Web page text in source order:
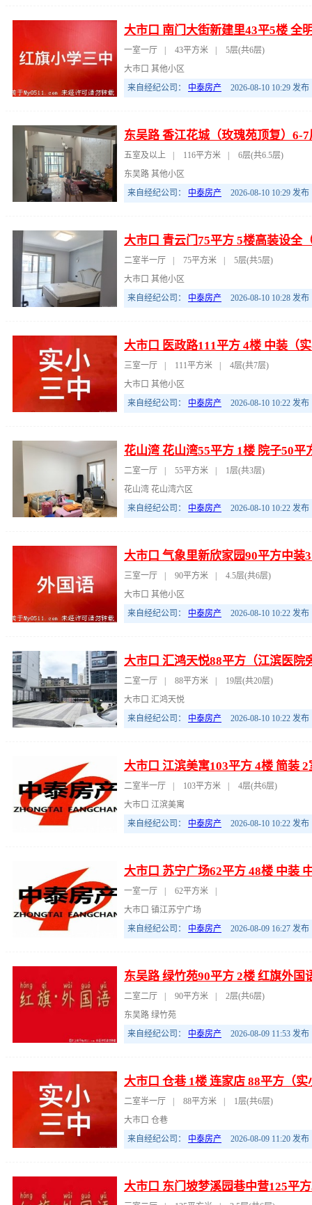
大市口 南门大街新建里43平5楼 全
一室一厅 43平方米
5层(共6层)
大市口 其他小区
来自经纪公司： 中泰房产 2026-08-10 10:29 发布
东吴路 香江花城（玫瑰苑顶复）6-
五室及以上 116平方米
6层(共6.5层)
东吴路 其他小区
来自经纪公司： 中泰房产 2026-08-10 10:29 发布
大市口 青云门75平方 5楼高装设全
二室半一厅 75平方米
5层(共5层)
大市口 其他小区
来自经纪公司： 中泰房产 2026-08-10 10:28 发布
大市口 医政路111平方 4楼 中装（
三室一厅 111平方米
4层(共7层)
大市口 其他小区
来自经纪公司： 中泰房产 2026-08-10 10:22 发布
花山湾 花山湾55平方 1楼 院子50
二室一厅 55平方米
1层(共3层)
花山湾 花山湾六区
来自经纪公司： 中泰房产 2026-08-10 10:22 发布
大市口 气象里新欣家园90平方中装
三室一厅 90平方米
4.5层(共6层)
大市口 其他小区
来自经纪公司： 中泰房产 2026-08-10 10:22 发布
大市口 汇鸿天悦88平方（江滨医院
二室一厅 88平方米
19层(共20层)
大市口 汇鸿天悦
来自经纪公司： 中泰房产 2026-08-10 10:22 发布
大市口 江滨美寓103平方 4楼 简装
二室半一厅 103平方米
4层(共6层)
大市口 江滨美寓
来自经纪公司： 中泰房产 2026-08-10 10:22 发布
大市口 苏宁广场62平方 48楼 中装
一室一厅 62平方米
大市口 镇江苏宁广场
来自经纪公司： 中泰房产 2026-08-09 16:27 发布
东吴路 绿竹苑90平方 2楼 红旗外国
二室二厅 90平方米
2层(共6层)
东吴路 绿竹苑
来自经纪公司： 中泰房产 2026-08-09 11:53 发布
大市口 仓巷 1楼 连家店 88平方（
二室半一厅 88平方米
1层(共6层)
大市口 仓巷
来自经纪公司： 中泰房产 2026-08-09 11:20 发布
大市口 东门坡梦溪园巷中营125平